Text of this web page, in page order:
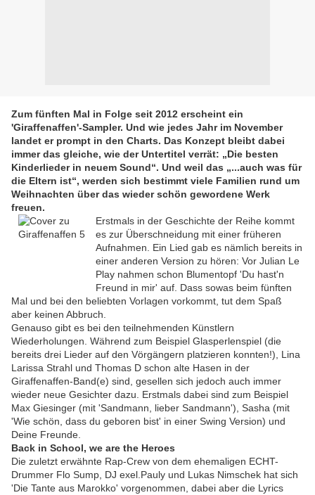
Zum fünften Mal in Folge seit 2012 erscheint ein
'Giraffenaffen'-Sampler. Und wie jedes Jahr im November
landet er prompt in den Charts. Das Konzept bleibt dabei
immer das gleiche, wie der Untertitel verrät: „Die besten
Kinderlieder in neuem Sound“. Und weil das „...auch was für
die Eltern ist“, werden sich bestimmt viele Familien rund um
Weihnachten über das wieder schön gewordene Werk
freuen.
Erstmals in der Geschichte der Reihe kommt
es zur Überschneidung mit einer früheren
Aufnahmen. Ein Lied gab es nämlich bereits in
einer anderen Version zu hören: Vor Julian Le
Play nahmen schon Blumentopf 'Du hast'n
Freund in mir' auf. Dass sowas beim fünften
Mal und bei den beliebten Vorlagen vorkommt, tut dem Spaß
aber keinen Abbruch.
Genauso gibt es bei den teilnehmenden Künstlern
Wiederholungen. Während zum Beispiel Glasperlenspiel (die
bereits drei Lieder auf den Vörgängern platzieren konnten!), Lina
Larissa Strahl und Thomas D schon alte Hasen in der
Giraffenaffen-Band(e) sind, gesellen sich jedoch auch immer
wieder neue Gesichter dazu. Erstmals dabei sind zum Beispiel
Max Giesinger (mit 'Sandmann, lieber Sandmann'), Sasha (mit
'Wie schön, dass du geboren bist' in einer Swing Version) und
Deine Freunde
Back in School, we are the Heroes
Die zuletzt erwähnte Rap-Crew von dem ehemaligen ECHT-
Drummer Flo Sump, DJ exel.Pauly und Lukas Nimschek hat sich
'Die Tante aus Marokko' vorgenommen, dabei aber die Lyrics